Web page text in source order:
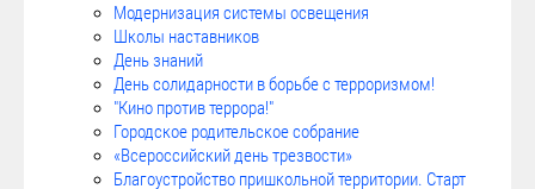
Модернизация системы освещения
Школы наставников
День знаний
День солидарности в борьбе с терроризмом!
"Кино против террора!"
Городское родительское собрание
«Всероссийский день трезвости»
Благоустройство пришкольной территории. Старт